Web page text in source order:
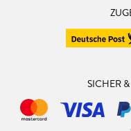
SICHER